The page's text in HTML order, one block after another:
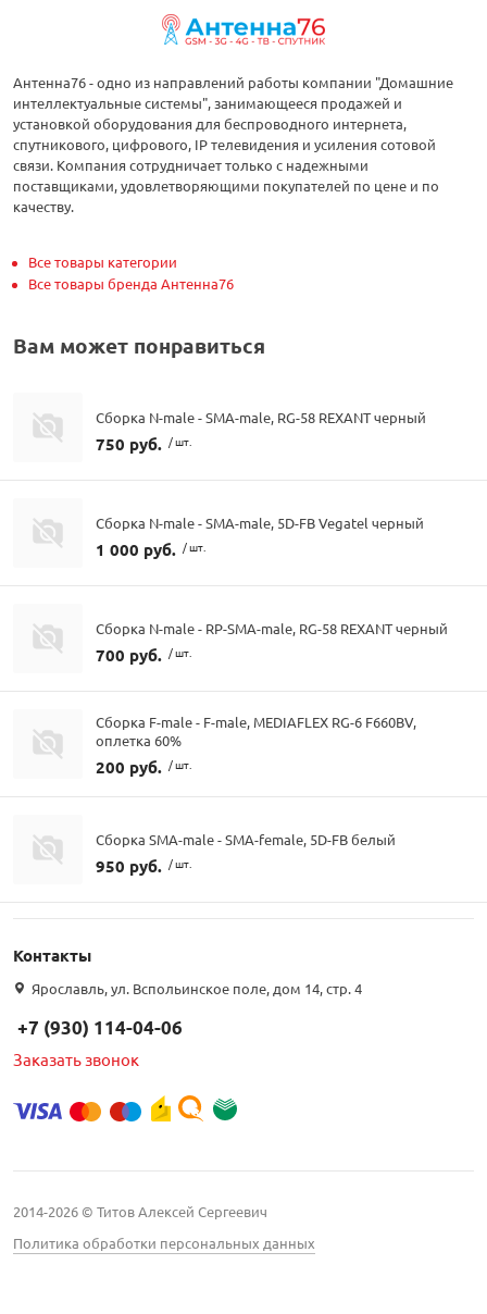
Антенна76 - одно из направлений работы компании "Домашние
интеллектуальные системы", занимающееся продажей и
установкой оборудования для беспроводного интернета,
спутникового, цифрового, IP телевидения и усиления сотовой
связи. Компания сотрудничает только с надежными
поставщиками, удовлетворяющими покупателей по цене и по
качеству.
Все товары категории
Все товары бренда Антенна76
Вам может понравиться
Сборка N-male - SMA-male, RG-58 REXANT черный
750 руб. / шт.
Сборка N-male - SMA-male, 5D-FB Vegatel черный
1 000 руб. / шт.
Сборка N-male - RP-SMA-male, RG-58 REXANT черный
700 руб. / шт.
Сборка F-male - F-male, MEDIAFLEX RG-6 F660BV,
оплетка 60%
200 руб. / шт.
Сборка SMA-male - SMA-female, 5D-FB белый
950 руб. / шт.
Контакты
Ярославль, ул. Вспольинское поле, дом 14, стр. 4
+7 (930) 114-04-06
Заказать звонок
2014-2026 © Титов Алексей Сергеевич
Политика обработки персональных данных